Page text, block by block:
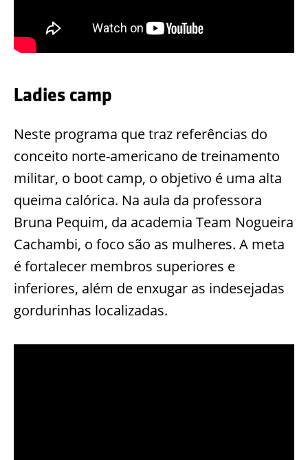
Ladies camp
Neste programa que traz referências do
conceito norte-americano de treinamento
militar, o boot camp, o objetivo é uma alta
queima calórica. Na aula da professora
Bruna Pequim, da academia Team Nogueira
Cachambi, o foco são as mulheres. A meta
é fortalecer membros superiores e
inferiores, além de enxugar as indesejadas
gordurinhas localizadas.